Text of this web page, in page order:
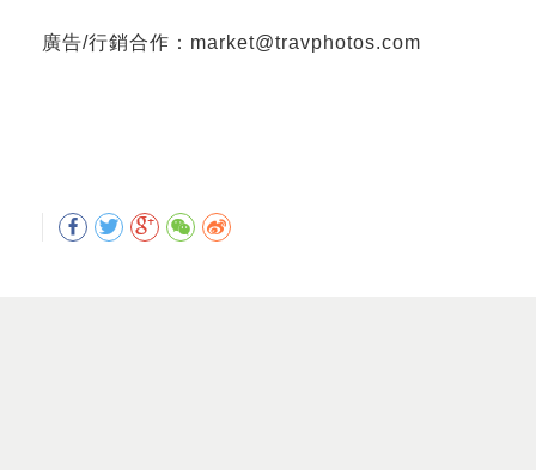
廣告/行銷合作：market@travphotos.com